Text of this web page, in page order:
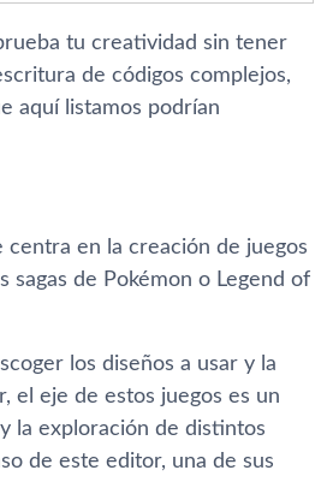
tu creatividad sin tener
de códigos complejos,
aquí listamos podrían
centra en la creación de juegos
sagas de Pokémon o Legend of
los diseños a usar y la
el eje de estos juegos es un
la exploración de distintos
de este editor, una de sus